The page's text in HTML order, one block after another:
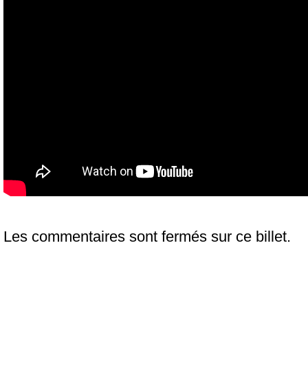
Les commentaires sont fermés sur ce billet.